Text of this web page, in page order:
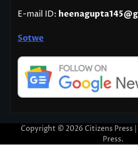
E-mail ID:
Sotwe
Copyright © 2026 Citizens Press
Press.